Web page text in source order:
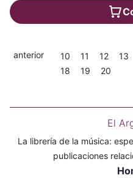
anterior 10 11 12 13
18
19 20
El
La librería de la música:
publicaciones